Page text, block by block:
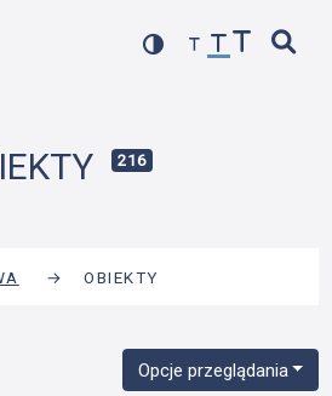
216
→ OBIEKTY
Opcje przeglądania